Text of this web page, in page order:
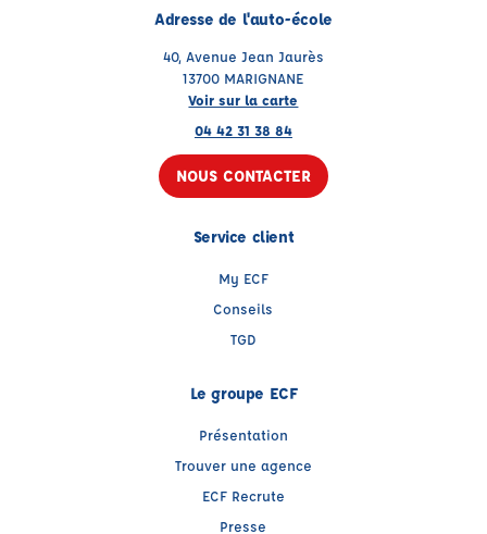
Adresse de l'auto-école
40, Avenue Jean Jaurès
13700 MARIGNANE
Voir sur la carte
04 42 31 38 84
NOUS CONTACTER
Service client
My ECF
Conseils
TGD
Le groupe ECF
Présentation
Trouver une agence
ECF Recrute
Presse